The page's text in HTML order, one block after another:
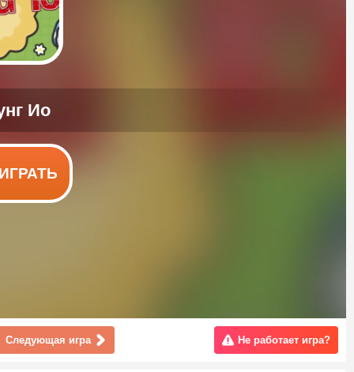
Следующая игра Не работает игра?